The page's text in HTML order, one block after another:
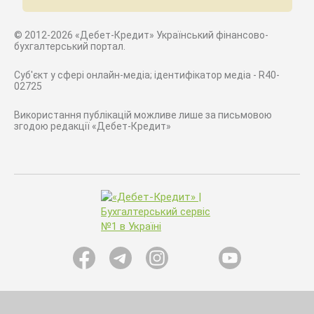
© 2012-2026 «Дебет-Кредит» Український фінансово-
бухгалтерський портал.
Суб'єкт у сфері онлайн-медіа; ідентифікатор медіа - R40-
02725
Використання публікацій можливе лише за письмовою
згодою редакції «Дебет-Кредит»